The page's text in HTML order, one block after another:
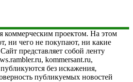
коммерческим проектом. На этом
ни чего не покупают, ни какие
представляет собой ленту
kommersant.ru,
без искажения,
публикуемых новостей